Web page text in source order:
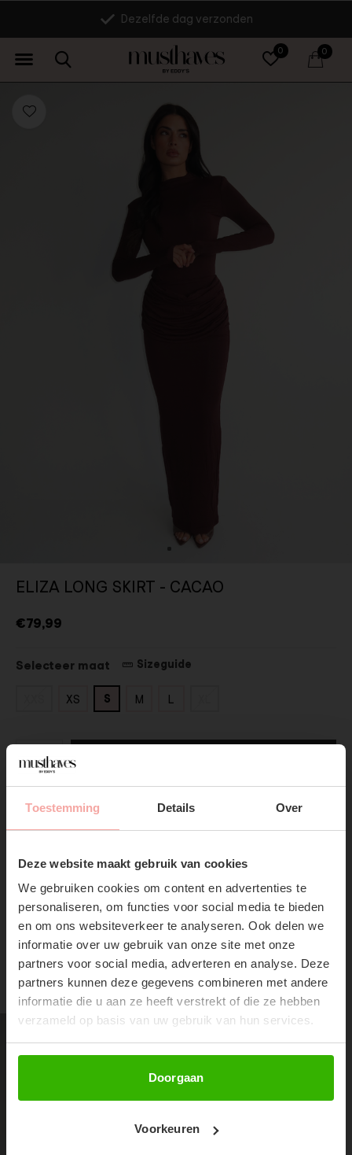
Toestemming Details Over
Deze website maakt gebruik van cookies
We gebruiken cookies om content en advertenties te
personaliseren, om functies voor social media te bieden
en om ons websiteverkeer te analyseren. Ook delen we
informatie over uw gebruik van onze site met onze
partners voor social media, adverteren en analyse. Deze
partners kunnen deze gegevens combineren met andere
informatie die u aan ze heeft verstrekt of die ze hebben
verzameld op basis van uw gebruik van hun services.
Doorgaan
Voorkeuren
SUBSCRIBE NOW & GET
10% OFF YOUR FIRST
ORDER!
Don't miss out on our trendy new drops or exclusive
0 0
Dezelfde dag verzonden
ELIZA LONG SKIRT - CACAO
€79,99
Selecteer maat Sizeguide
XS S M L
DIRECT BETALEN
Vandaag verzonden?
RECENTE ARTIKELEN